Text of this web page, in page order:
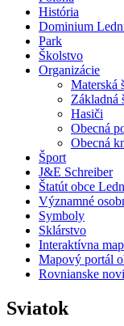
História
Dominium
Park
Školstvo
Organizácie
Materská
Základná
Hasiči
Obecná
Obecná
Šport
J&E Schreiber
Štatút obce
Významné
Symboly
Sklárstvo
Interaktívna
Mapový portál
Rovnianske
Sviatok